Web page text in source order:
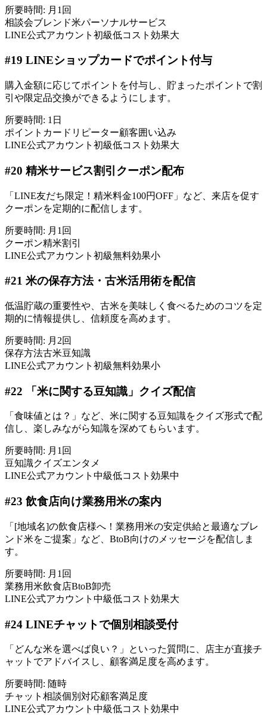
所要時間: 月1回
相談会ブレンド米パーソナルサービス
LINE公式アカウント 初級低コスト 効果大
#19 LINEショップカードでポイント付与
購入金額に応じてポイントを付与し、貯まったポイントで割
引や限定品交換ができるようにします。
所要時間: 1日
ポイントカード リピーター顧客囲い込み
LINE公式アカウント 初級低コスト 効果大
#20 精米サービス割引クーポン配布
「LINE友だち限定！精米料金100円OFF」など、来店を促す
クーポンを定期的に配信します。
所要時間: 月1回
クーポン精米割引
LINE公式アカウント 初級無料効果小
#21 米の保存方法・古米活用術を配信
低温貯蔵の重要性や、古米を美味しく食べるためのコツを定
期的に情報提供し、信頼度を高めます。
所要時間: 月2回
保存方法古米豆知識
LINE公式アカウント 初級無料効果小
#22 「米に関する豆知識」クイズ配信
「食味値とは？」など、米に関する豆知識をクイズ形式で配
信し、楽しみながら知識を深めてもらいます。
所要時間: 月1回
豆知識クイズエンタメ
LINE公式アカウント 中級低コスト 効果中
#23 飲食店向け業務用米の案内
「[地域名]の飲食店様へ！業務用米の安定供給と最適なブレ
ンド米をご提案」など、BtoB向けのメッセージを配信しま
す。
所要時間: 月1回
業務用米飲食店BtoB卸売
LINE公式アカウント 中級低コスト 効果大
#24 LINEチャットで個別相談受付
「どんな米を選べば良い？」といった質問に、店主が直接チ
ャットでアドバイスし、顧客満足度を高めます。
所要時間: 随時
チャット相談個別対応顧客満足度
LINE公式アカウント 中級低コスト 効果中